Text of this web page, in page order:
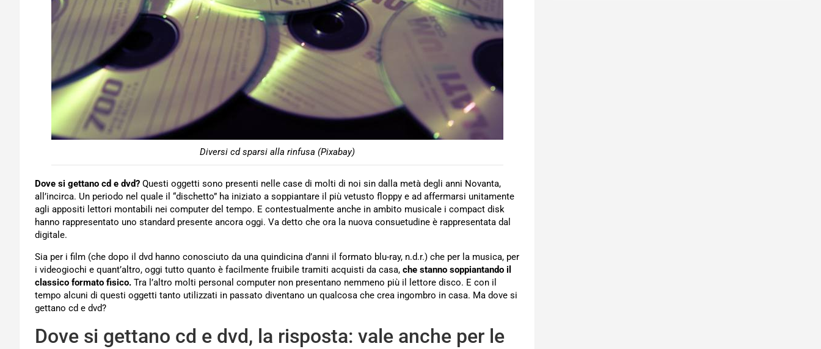
Diversi cd sparsi alla rinfusa (Pixabay)
Dove si gettano cd e dvd? Questi oggetti sono presenti nelle case di molti di noi sin dalla metà degli anni Novanta,
all’incirca. Un periodo nel quale il “dischetto” ha iniziato a soppiantare il più vetusto floppy e ad affermarsi unitamente
agli appositi lettori montabili nei computer del tempo. E contestualmente anche in ambito musicale i compact disk
hanno rappresentato uno standard presente ancora oggi. Va detto che ora la nuova consuetudine è rappresentata dal
digitale.
Sia per i film (che dopo il dvd hanno conosciuto da una quindicina d’anni il formato blu-ray, n.d.r.) che per la musica, per
i videogiochi e quant’altro, oggi tutto quanto è facilmente fruibile tramiti acquisti da casa, che stanno soppiantando il
classico formato fisico. Tra l’altro molti personal computer non presentano nemmeno più il lettore disco. E con il
tempo alcuni di questi oggetti tanto utilizzati in passato diventano un qualcosa che crea ingombro in casa. Ma dove si
gettano cd e dvd?
Dove si gettano cd e dvd, la risposta: vale anche per le